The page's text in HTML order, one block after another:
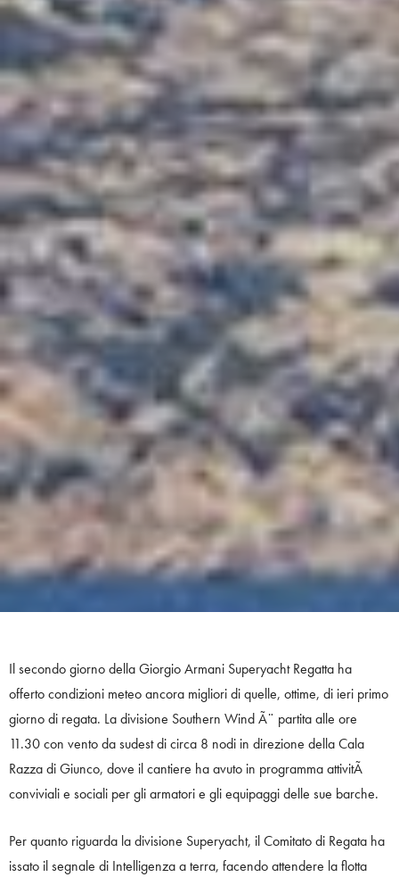
Il secondo giorno della Giorgio Armani Superyacht Regatta ha
offerto condizioni meteo ancora migliori di quelle, ottime, di ieri primo
giorno di regata. La divisione Southern Wind Ã¨ partita alle ore
11.30 con vento da sudest di circa 8 nodi in direzione della Cala
Razza di Giunco, dove il cantiere ha avuto in programma attivitÃ
conviviali e sociali per gli armatori e gli equipaggi delle sue barche.
Per quanto riguarda la divisione Superyacht, il Comitato di Regata ha
issato il segnale di Intelligenza a terra, facendo attendere la flotta